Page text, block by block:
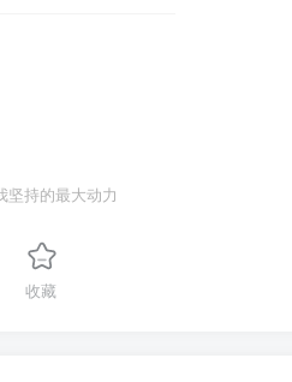
坚持的最大动力
收藏